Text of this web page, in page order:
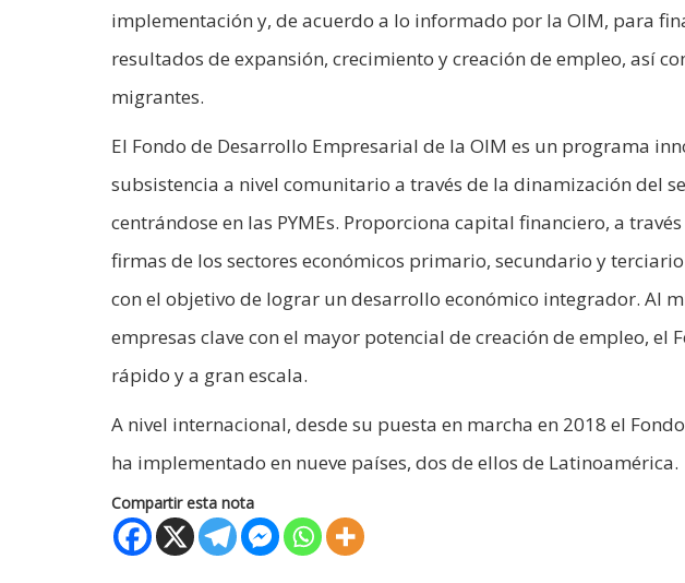
implementación y, de acuerdo a lo informado por la OIM, para
resultados de expansión, crecimiento y creación de empleo, así
migrantes.
El Fondo de Desarrollo Empresarial de la OIM es un programa
subsistencia a nivel comunitario a través de la dinamización del
centrándose en las PYMEs. Proporciona capital financiero, a
firmas de los sectores económicos primario, secundario y
con el objetivo de lograr un desarrollo económico integrador. Al
empresas clave con el mayor potencial de creación de empleo, el
rápido y a gran escala.
A nivel internacional, desde su puesta en marcha en 2018 el
ha implementado en nueve países, dos de ellos de Latinoamérica.
Compartir esta nota